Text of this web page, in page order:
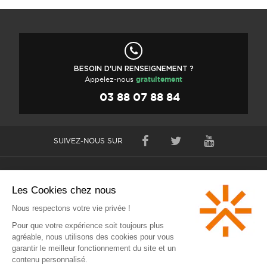
BESOIN D'UN RENSEIGNEMENT ?
Appelez-nous gratuitement
03 88 07 88 84
SUIVEZ-NOUS SUR
S'informer
Rothelec